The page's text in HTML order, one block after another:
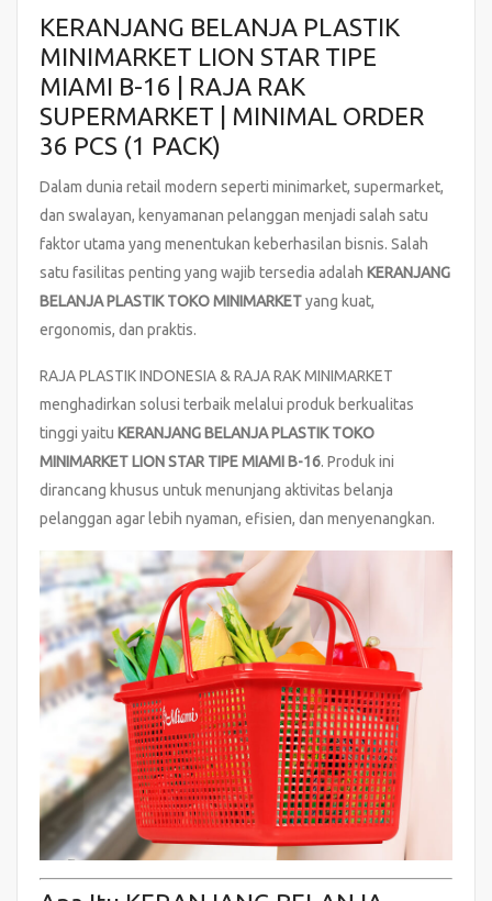
KERANJANG BELANJA PLASTIK
MINIMARKET LION STAR TIPE
MIAMI B-16 | RAJA RAK
SUPERMARKET | MINIMAL ORDER
36 PCS (1 PACK)
Dalam dunia retail modern seperti minimarket, supermarket,
dan swalayan, kenyamanan pelanggan menjadi salah satu
faktor utama yang menentukan keberhasilan bisnis. Salah
satu fasilitas penting yang wajib tersedia adalah KERANJANG
BELANJA PLASTIK TOKO MINIMARKETyang kuat,
ergonomis, dan praktis.
RAJA PLASTIK INDONESIA & RAJA RAK MINIMARKET
menghadirkan solusi terbaik melalui produk berkualitas
tinggi yaitu KERANJANG BELANJA PLASTIK TOKO
MINIMARKET LION STAR TIPE MIAMI B-16. Produk ini
dirancang khusus untuk menunjang aktivitas belanja
pelanggan agar lebih nyaman, efisien, dan menyenangkan.